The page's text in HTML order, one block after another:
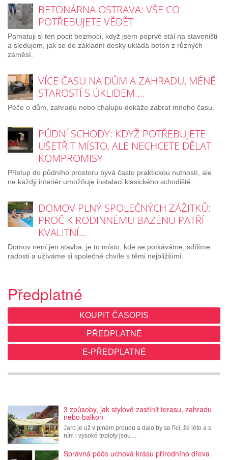
BETONÁRNA OSTRAVA: VŠE CO
POTŘEBUJETE VĚDĚT
Pamatuji si ten pocit bezmoci, když jsem poprvé stál na staveništi
a sledujem, jak se do základní desky ukládá beton z různých
záměsí.
VÍCE ČASU NA DŮM A ZAHRADU, MÉNĚ
STAROSTÍ S ÚKLIDEM.…
Péče o dům, zahradu nebo chalupu dokáže zabrat mnoho času.
PŮDNÍ SCHODY: KDYŽ POTŘEBUJETE
UŠETŘIT MÍSTO, ALE NECHCETE DĚLAT
KOMPROMISY
Přístup do půdního prostoru bývá často praktickou nutností, ale
ne každý interiér umožňuje instalaci klasického schodiště.
DOMOV PLNÝ SPOLEČNÝCH ZÁŽITKŮ:
PROČ K RODINNÉMU BAZÉNU PATŘÍ
KVALITNÍ…
Domov není jen stavba, je to místo, kde se potkáváme, sdílíme
radosti a užíváme si společné chvíle s těmi nejbližšími.
Předplatné
KOUPIT ČASOPIS
PŘEDPLATNÉ
E-PŘEDPLATNÉ
3 způsoby, jak stylově zastínit terasu, zahradu
nebo balkon
Jaro je už v plném proudu a dalo by se říci, že léto a s
ním i vysoké teploty jsou…
Správná péče uchová krásu přírodního dřeva